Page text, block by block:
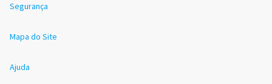
Segurança
Mapa do Site
Ajuda